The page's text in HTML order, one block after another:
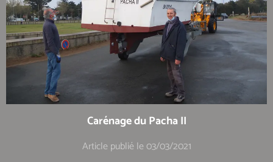
Carénage du Pacha II
Article publié le 03/03/2021